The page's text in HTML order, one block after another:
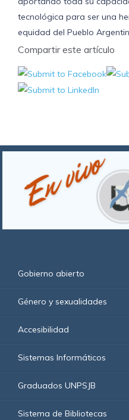
tecnológica para ser una
equidad del Pueblo
Compartir este artículo
Gobierno abierto
Género y sexualidades
Accesibilidad
Sistemas Informáticos
Graduados UNPSJB
Sistema de Bibliotecas